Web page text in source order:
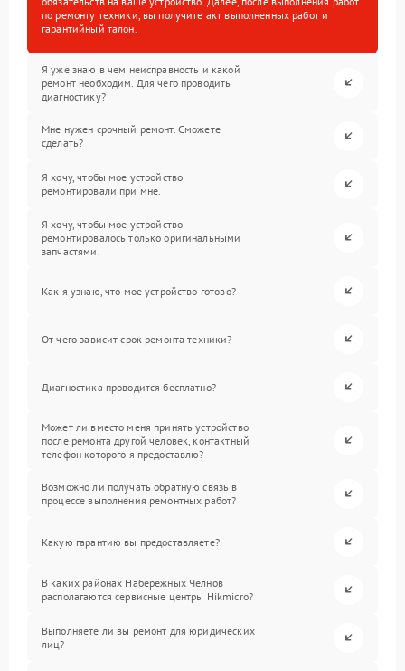
по ремонту техники, вы получите акт выполненных работ и
гарантийный талон.
Я уже знаю в чем неисправность и какой
ремонт необходим. Для чего проводить
диагностику?
Мне нужен срочный ремонт. Сможете
сделать?
Я хочу, чтобы мое устройство
ремонтировали при мне.
Я хочу, чтобы мое устройство
ремонтировалось только оригинальными
запчастями.
Как я узнаю, что мое устройство готово?
От чего зависит срок ремонта техники?
Диагностика проводится бесплатно?
Может ли вместо меня принять устройство
после ремонта другой человек, контактный
телефон которого я предоставлю?
Возможно ли получать обратную связь в
процессе выполнения ремонтных работ?
Какую гарантию вы предоставляете?
В каких районах Набережных Челнов
располагаются сервисные центры Hikmicro?
Выполняете ли вы ремонт для юридических
лиц?